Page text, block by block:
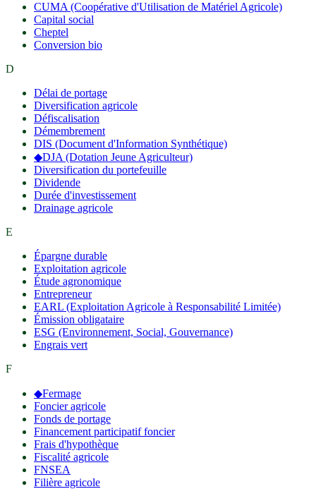
CUMA (Coopérative d'Utilisation de Matériel Agricole)
Capital social
Cheptel
Conversion bio
D
Délai de portage
Diversification agricole
Défiscalisation
Démembrement
DIS (Document d'Information Synthétique)
◆DJA (Dotation Jeune Agriculteur)
Diversification du portefeuille
Dividende
Durée d'investissement
Drainage agricole
E
Épargne durable
Exploitation agricole
Étude agronomique
Entrepreneur
EARL (Exploitation Agricole à Responsabilité Limitée)
Émission obligataire
ESG (Environnement, Social, Gouvernance)
Engrais vert
F
◆Fermage
Foncier agricole
Fonds de portage
Financement participatif foncier
Frais d'hypothèque
Fiscalité agricole
FNSEA
Filière agricole